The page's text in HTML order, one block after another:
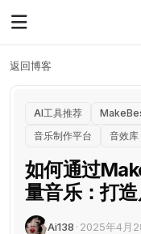
返回博客
AI工具推荐
音乐制作平台
音效库
如何通过
量音乐：打
Ai138 · 2025年4月